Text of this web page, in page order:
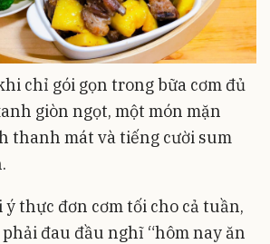
chỉ gói gọn trong bữa cơm đủ
giòn ngọt, một món mặn
thanh mát và tiếng cười sum
ý thực đơn cơm tối cho cả tuần,
đau đầu nghĩ “hôm nay ăn